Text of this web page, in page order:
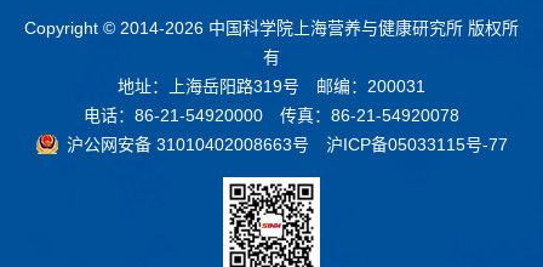
Copyright © 2014-2026 中国科学院上海营养与健康研究所 版权所
有
地址：上海岳阳路319号 邮编：200031
电话：86-21-54920000 传真：86-21-54920078
沪公网安备 31010402008663号
沪ICP备05033115号-77